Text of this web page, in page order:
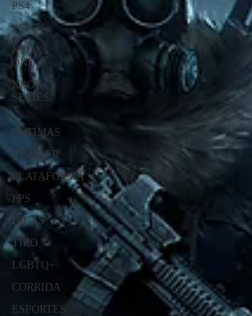
PS4
PS5
XBOX
ONE
XBOX
SERIES
X
ÚLTIMAS
TRAILER
PLATAFORMA
FPS
DICAS
TIRO
LGBTQ+
CORRIDA
ESPORTES